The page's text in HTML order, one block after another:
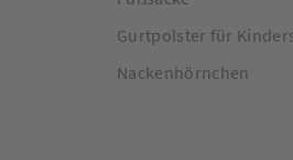
Gurtpolster für
Nackenhörnchen